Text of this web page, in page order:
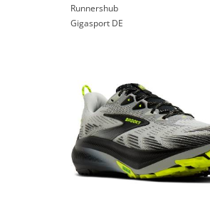
Runnershub
Gigasport DE